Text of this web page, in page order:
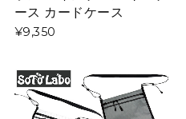
ース カードケース
¥9,350